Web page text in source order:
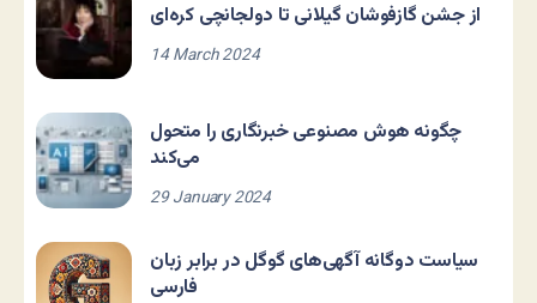
از جشن گازفوشان گیلانی تا دولجانچی کره‌ای
14 March 2024
چگونه هوش مصنوعی خبرنگاری را متحول
می‌کند
29 January 2024
سیاست دوگانه آگهی‌های گوگل در برابر زبان
فارسی